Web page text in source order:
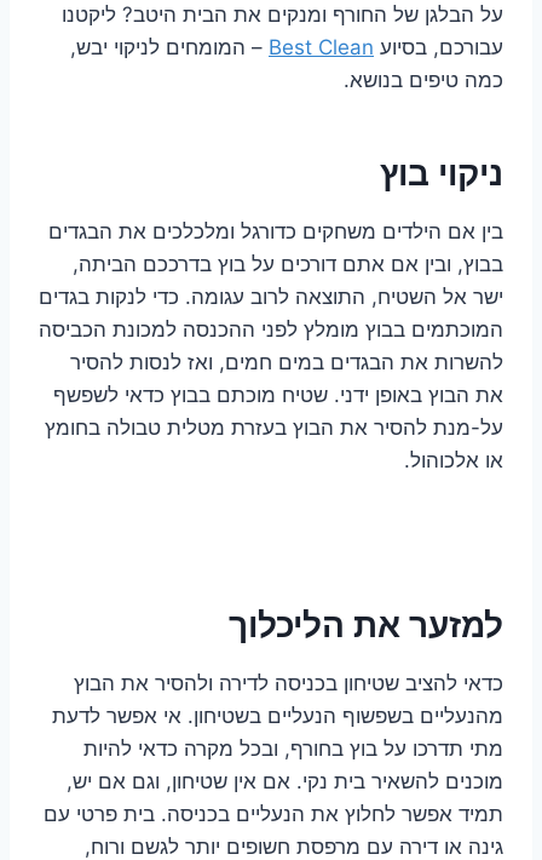
על הבלגן של החורף ומנקים את הבית היטב? ליקטנו
עבורכם, בסיוע Best Clean – המומחים לניקוי יבש,
כמה טיפים בנושא.
ניקוי בוץ
בין אם הילדים משחקים כדורגל ומלכלכים את הבגדים
בבוץ, ובין אם אתם דורכים על בוץ בדרככם הביתה,
ישר אל השטיח, התוצאה לרוב עגומה. כדי לנקות בגדים
המוכתמים בבוץ מומלץ לפני ההכנסה למכונת הכביסה
להשרות את הבגדים במים חמים, ואז לנסות להסיר
את הבוץ באופן ידני. שטיח מוכתם בבוץ כדאי לשפשף
על-מנת להסיר את הבוץ בעזרת מטלית טבולה בחומץ
או אלכוהול.
למזער את הליכלוך
כדאי להציב שטיחון בכניסה לדירה ולהסיר את הבוץ
מהנעליים בשפשוף הנעליים בשטיחון. אי אפשר לדעת
מתי תדרכו על בוץ בחורף, ובכל מקרה כדאי להיות
מוכנים להשאיר בית נקי. אם אין שטיחון, וגם אם יש,
תמיד אפשר לחלוץ את הנעליים בכניסה. בית פרטי עם
גינה או דירה עם מרפסת חשופים יותר לגשם ורוח,